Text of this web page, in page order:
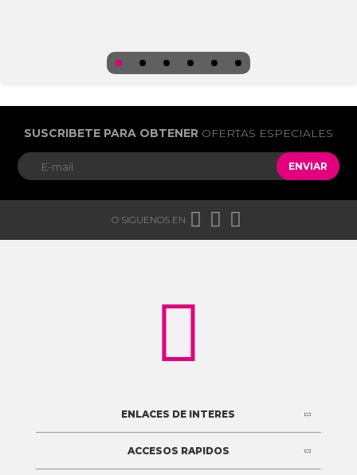
SUSCRIBETE PARA OBTENER OFERTAS ESPECIALES
ENVIAR
O SIGUENOS EN   

ENLACES DE INTERES
ACCESOS RAPIDOS